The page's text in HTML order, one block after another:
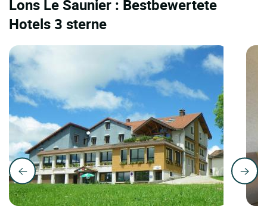
Lons Le Saunier : Bestbewertete
Hotels 3 sterne